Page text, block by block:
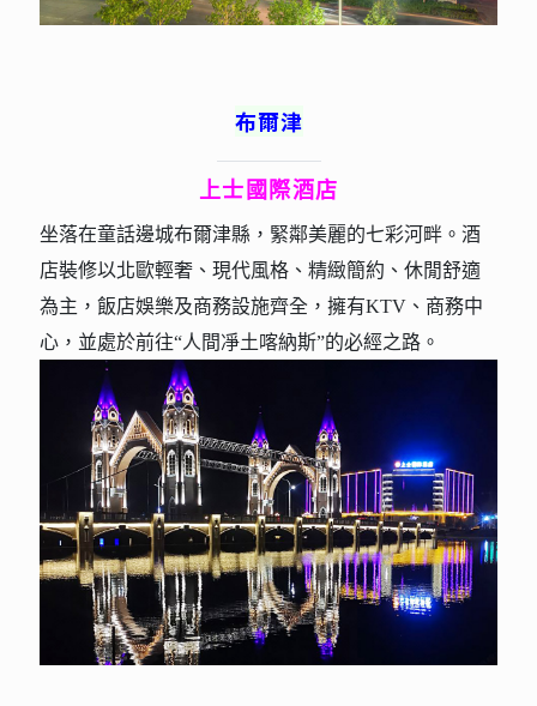
布爾津
上士國際酒店
坐落在童話邊城布爾津縣，緊鄰美麗的七彩河畔。酒
店裝修以北歐輕奢、現代風格、精緻簡約、休閒舒適
為主，飯店娛樂及商務設施齊全，擁有KTV、商務中
心，並處於前往“人間凈土喀納斯”的必經之路。